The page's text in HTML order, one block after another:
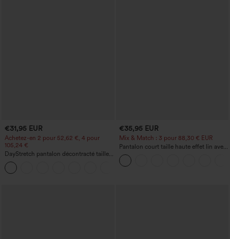
€31,95 EUR
Achetez-en 2 pour 52,62 €, 4 pour
105,24 €
DayStretch pantalon décontracté taille
haute avec poches et coupe droite
€35,95 EUR
Mix & Match : 3 pour 88,30 € EUR
Pantalon court taille haute effet lin avec
poche zippée